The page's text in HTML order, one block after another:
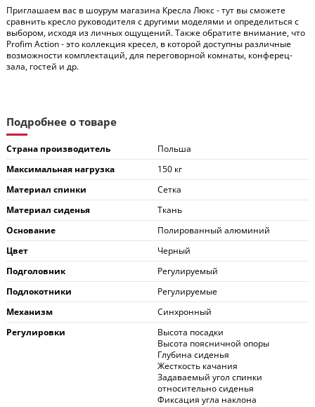
Приглашаем вас в шоурум магазина Кресла Люкс - тут вы сможете
сравнить кресло руководителя с другими моделями и определиться с
выбором, исходя из личных ощущений. Также обратите внимание, что
Profim Action - это коллекция кресел, в которой доступны различные
возможности комплектаций, для переговорной комнаты, конферец-
зала, гостей и др.
Подробнее о товаре
Страна производитель
Польша
Максимальная нагрузка
150 кг
Материал спинки
Сетка
Материал сиденья
Ткань
Основание
Полированный алюминий
Цвет
Черный
Подголовник
Регулируемый
Подлокотники
Регулируемые
Механизм
Синхронный
Регулировки
Высота посадки
Высота поясничной опоры
Глубина сиденья
Жесткость качания
Задаваемый угол спинки
относительно сиденья
Фиксация угла наклона